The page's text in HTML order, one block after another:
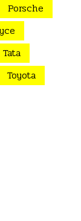
Porsche
Tata
Toyota